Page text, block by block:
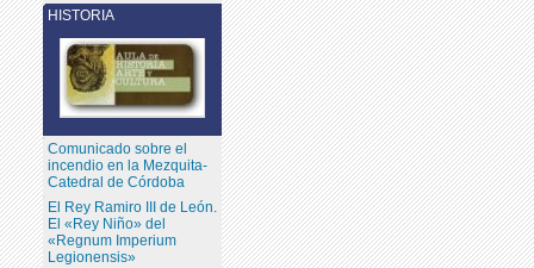
HISTORIA
Comunicado sobre el
incendio en la Mezquita-
Catedral de Córdoba
El Rey Ramiro III de León.
El «Rey Niño» del
«Regnum Imperium
Legionensis»